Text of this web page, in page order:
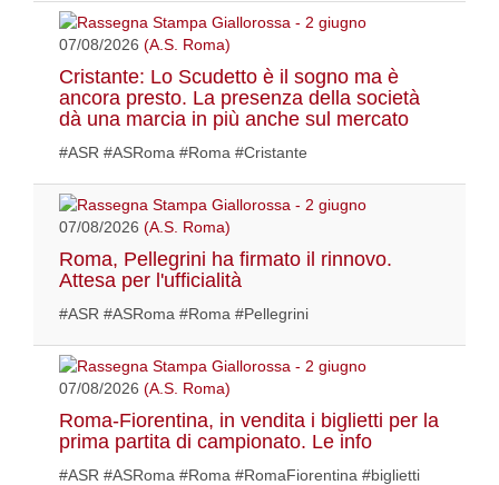
07/08/2026 (A.S. Roma)
Cristante: Lo Scudetto è il sogno ma è
ancora presto. La presenza della società
dà una marcia in più anche sul mercato
#ASR #ASRoma #Roma #Cristante
07/08/2026 (A.S. Roma)
Roma, Pellegrini ha firmato il rinnovo.
Attesa per l'ufficialità
#ASR #ASRoma #Roma #Pellegrini
07/08/2026 (A.S. Roma)
Roma-Fiorentina, in vendita i biglietti per la
prima partita di campionato. Le info
#ASR #ASRoma #Roma #RomaFiorentina #biglietti